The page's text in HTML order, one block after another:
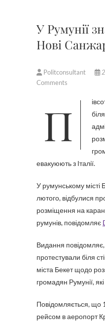
У Румунії
Нові
Politconsultant
Comments
Півсотні людей протестували
евакуюють з Італії.
У румунському місті
лютого, відбулися
розміщення на
румунів, повідомляє
Видання
протестували біля
міста Бекет щодо
громадян Румунії,
Повідомляється, що
рейсом в аеропорт